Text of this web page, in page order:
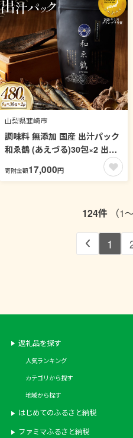
山梨県韮崎市
調味料 無添加 国産 出汁パック
和ゑ鶴 (あえづる)30包×2 出汁
ダシ だし かつお節 焼あご 真昆
布 個包装 パック [ツルヤ化成工
寄附金額17,000円
124件 （1
1
返礼品を探す
人気ランキング
カテゴリから探す
地域から探す
はじめてのふるさと納税
ファミマふるさと納税